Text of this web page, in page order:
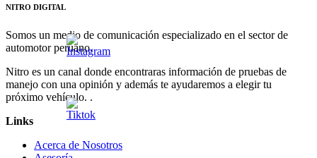
NITRO DIGITAL
Somos un medio de comunicación especializado en el sector de
automotor peruano.
Nitro es un canal donde encontraras información de pruebas de
manejo con una opinión y además te ayudaremos a elegir tu
próximo vehículo. .
Links
Acerca de Nosotros